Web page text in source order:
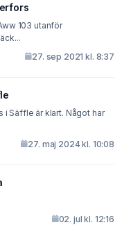
103 utanför
27. sep 2021 kl. 8:37
i Säffle är klart. Något har
27. maj 2024 kl. 10:08
02. jul kl. 12:16